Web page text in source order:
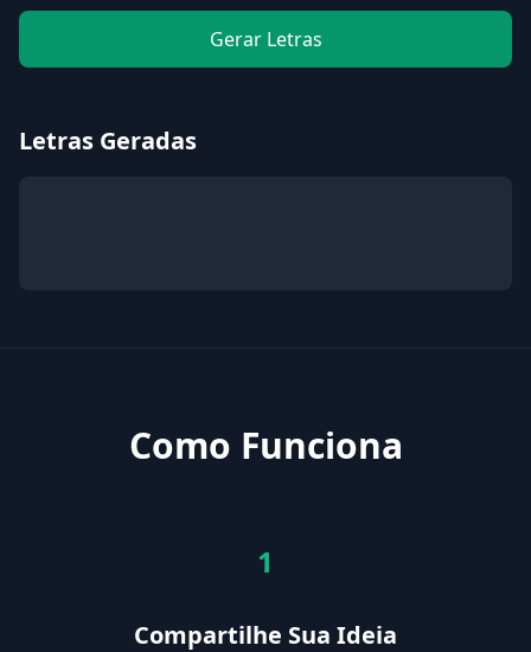
Gerar Letras
Letras Geradas
Como Funciona
1
Compartilhe Sua Ideia